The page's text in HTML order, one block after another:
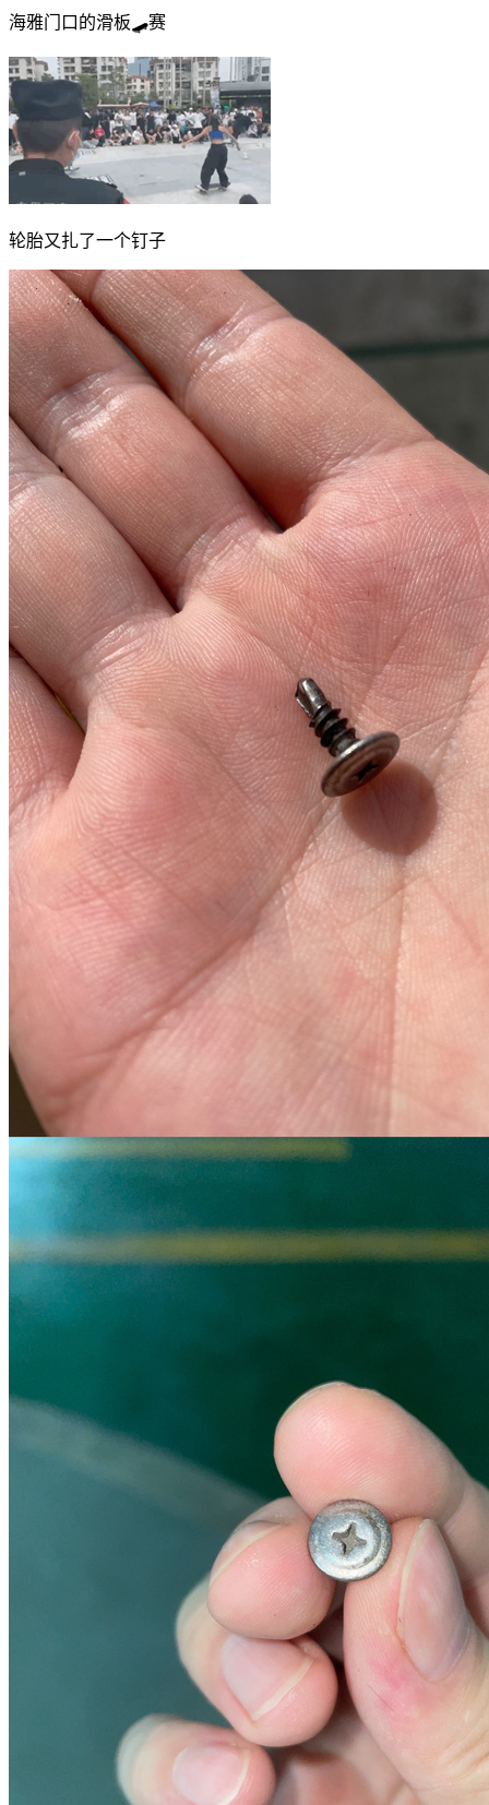
海雅门口的滑板🛹赛
轮胎又扎了一个钉子